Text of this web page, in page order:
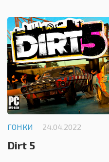
ГОНКИ 24.04.2022
Dirt 5